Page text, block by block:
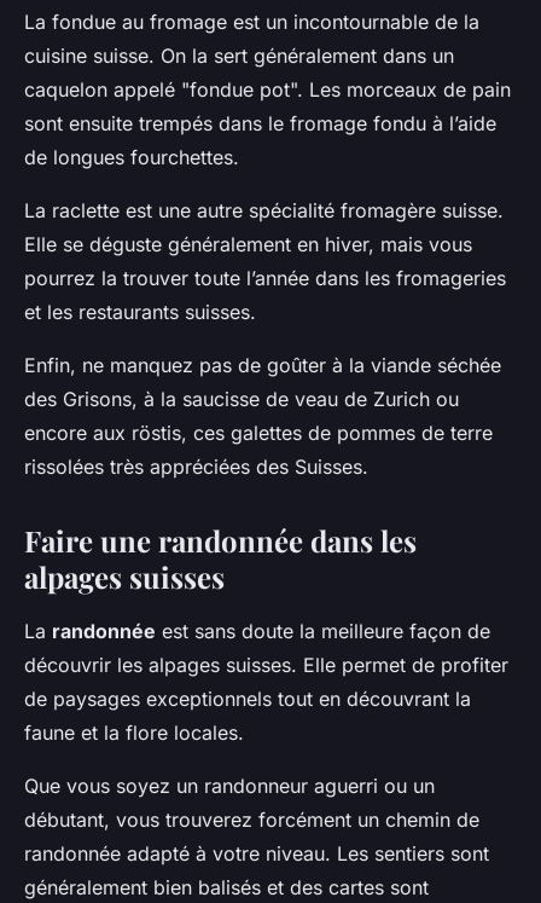
La fondue au fromage est un incontournable de la
cuisine suisse. On la sert généralement dans un
caquelon appelé "fondue pot". Les morceaux de pain
sont ensuite trempés dans le fromage fondu à l’aide
de longues fourchettes.
La raclette est une autre spécialité fromagère suisse.
Elle se déguste généralement en hiver, mais vous
pourrez la trouver toute l’année dans les fromageries
et les restaurants suisses.
Enfin, ne manquez pas de goûter à la viande séchée
des Grisons, à la saucisse de veau de Zurich ou
encore aux röstis, ces galettes de pommes de terre
rissolées très appréciées des Suisses.
Faire une randonnée dans les
alpages suisses
La randonnée est sans doute la meilleure façon de
découvrir les alpages suisses. Elle permet de profiter
de paysages exceptionnels tout en découvrant la
faune et la flore locales.
Que vous soyez un randonneur aguerri ou un
débutant, vous trouverez forcément un chemin de
randonnée adapté à votre niveau. Les sentiers sont
généralement bien balisés et des cartes sont